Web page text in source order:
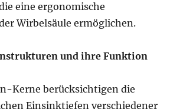
eine ergonomische
Wirbelsäule ermöglichen.
und ihre Funktion
Kerne berücksichtigen die
Einsinktiefen verschiedener